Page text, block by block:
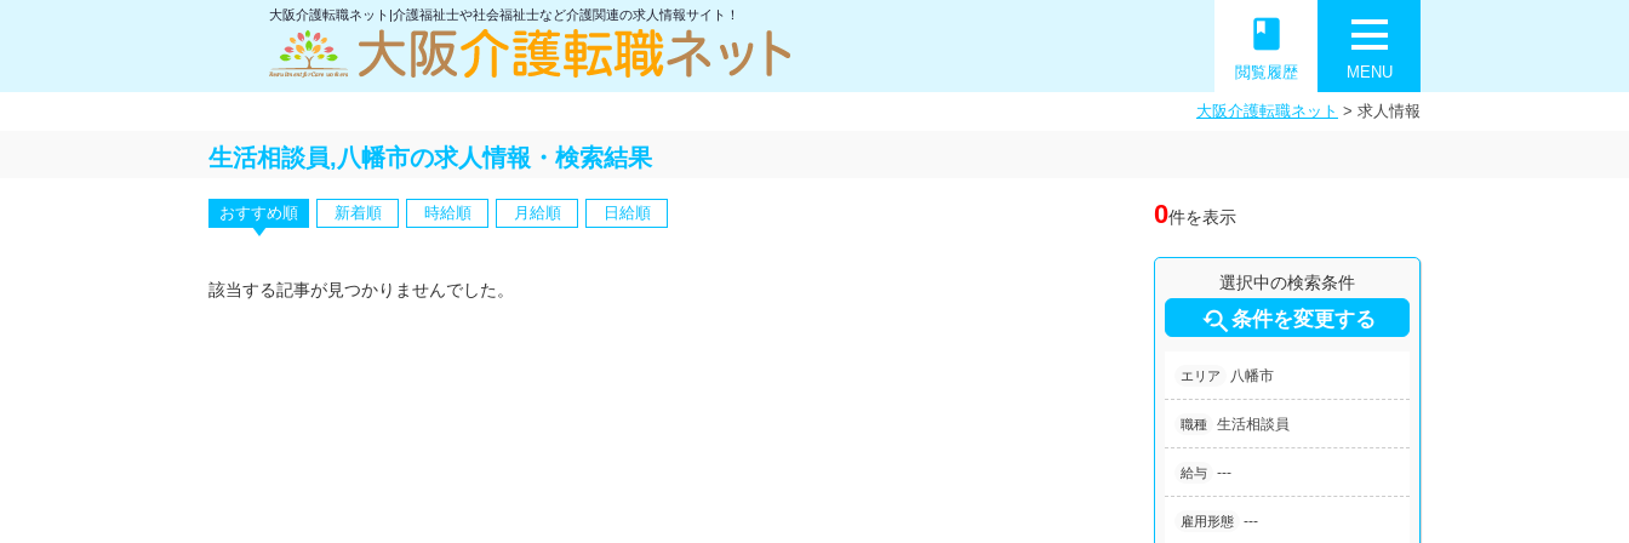
大阪介護転職ネット|介護福祉士や社会福祉士など介護関連の求人情報サイト！
MENU
book
閲覧履歴
大阪介護転職ネット > 求人情報
生活相談員,八幡市の求人情報・検索結果
0件を表示
おすすめ順 新着順 時給順 月給順 日給順
選択中の検索条件
条件を変更する
エリア 八幡市
職種 生活相談員
給与 ---
雇用形態 ---
該当する記事が見つかりませんでした。